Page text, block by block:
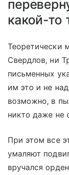
какой-то
Теоретически
Свердлов, ни
письменных
им это и не
возможно, в
никто даже не
При этом все
умаляют
вручался